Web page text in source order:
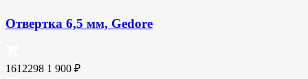
Отвертка 6,5 мм, Gedore
1612298 1 900 ₽